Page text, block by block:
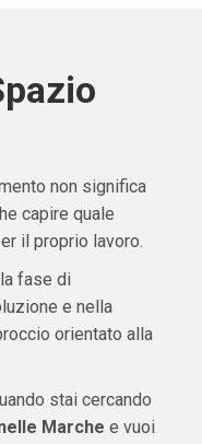
non significa
capire quale
il proprio lavoro.
fase di
e nella
orientato alla
stai cercando
Marche e vuoi